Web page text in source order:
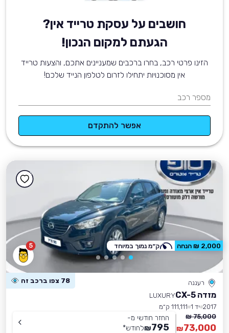
חושבים על עסקת טרייד אין?
הגעתם למקום הנכון!
הזינו פרטי רכב, בחרו ברכבים שמעניינים אתכם, והצעות טרייד
אין מסוכנויות יתחילו לזרום לטלפון הנייד שלכם!
מספר רכב
אפשר להתקדם
5
רעננה 78 צפו ברכב זה
מזדה CX-5
LUXURY
2017 יד 1
111,111 ק״מ
75,000 ₪
73,000
₪
החזר חודשי מ-
795
₪לחודש*
2,000 ₪ הנחה ק״מ נמוך במיוחד